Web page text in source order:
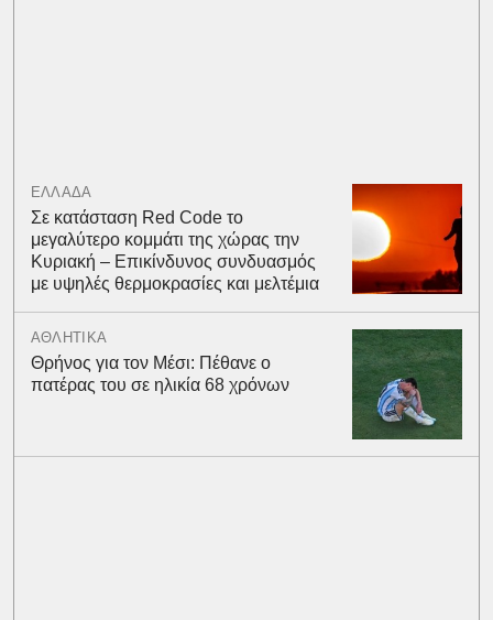
ΕΛΛΑΔΑ
Σε κατάσταση Red Code το
μεγαλύτερο κομμάτι της χώρας την
Κυριακή – Επικίνδυνος συνδυασμός
με υψηλές θερμοκρασίες και μελτέμια
ΑΘΛΗΤΙΚΑ
Θρήνος για τον Μέσι: Πέθανε ο
πατέρας του σε ηλικία 68 χρόνων